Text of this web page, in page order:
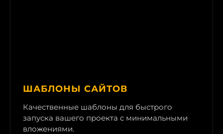
ШАБЛОНЫ САЙТОВ
Качественные шаблоны для быстрого
запуска вашего проекта с минимальными
вложениями.